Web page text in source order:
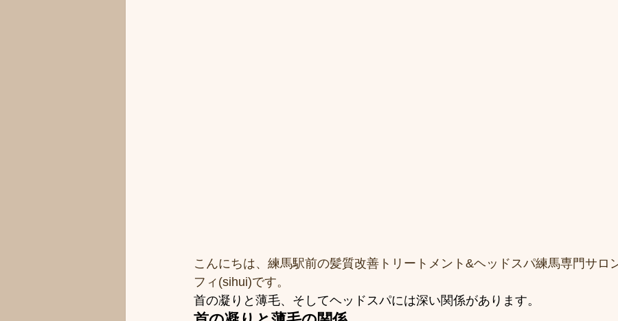
こんにちは、練馬駅前の髪質改善トリートメント&ヘッドスパ練馬専門サロ
フィ(sihui)です。
首の凝りと薄毛、そしてヘッドスパには深い関係があります。